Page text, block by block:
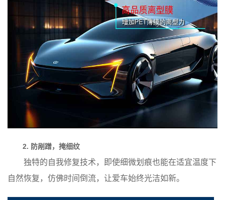
2. 防剐蹭，掩细纹
独特的自我修复技术，即使细微划痕也能在适宜温度下
自然恢复，仿佛时间倒流，让爱车始终光洁如新。